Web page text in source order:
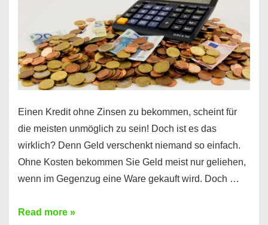
erfahren
Sie
es
Einen Kredit ohne Zinsen zu bekommen, scheint für
die meisten unmöglich zu sein! Doch ist es das
wirklich? Denn Geld verschenkt niemand so einfach.
Ohne Kosten bekommen Sie Geld meist nur geliehen,
wenn im Gegenzug eine Ware gekauft wird. Doch …
Einen
Read more »